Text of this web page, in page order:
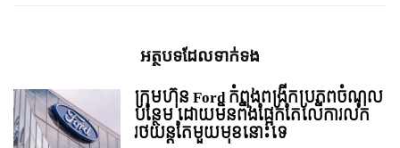
អត្ថបទ​ដែល​ទាក់ទង
ក្រុមហ៊ុន Ford កំពុងពង្រីកប្រភពចំណូល
បន្ថែម ដោយមិនពឹងផ្អែកតែលើការលក់
រថយន្ដតែមួយមុខនោះទេ